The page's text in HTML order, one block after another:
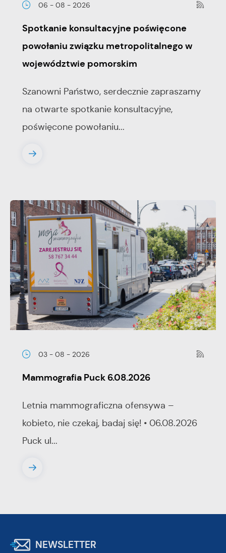
06 - 08 - 2026
Spotkanie konsultacyjne poświęcone
powołaniu związku metropolitalnego w
województwie pomorskim
Szanowni Państwo, serdecznie zapraszamy
na otwarte spotkanie konsultacyjne,
poświęcone powołaniu...
03 - 08 - 2026
Mammografia Puck 6.08.2026
Letnia mammograficzna ofensywa –
kobieto, nie czekaj, badaj się! • 06.08.2026
Puck ul...
NEWSLETTER